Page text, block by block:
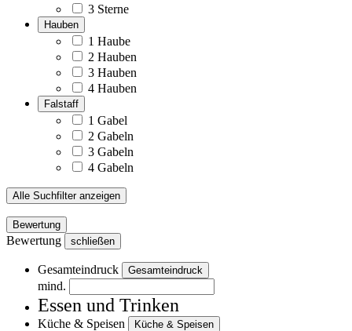
3 Sterne
Hauben
1 Haube
2 Hauben
3 Hauben
4 Hauben
Falstaff
1 Gabel
2 Gabeln
3 Gabeln
4 Gabeln
Alle Suchfilter anzeigen
Bewertung
Bewertung schließen
Gesamteindruck Gesamteindruck
mind.
Essen und Trinken
Küche & Speisen Küche & Speisen